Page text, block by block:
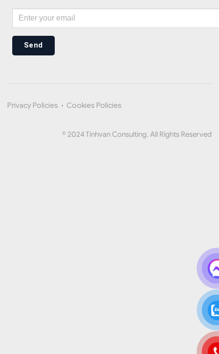
Send
Privacy Policies • Cookies Policies
© 2024 Tinhvan Consulting. All Rights Reserved